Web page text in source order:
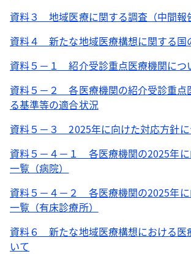
資料３ 地域医療に関する調査（中間報
資料４ 新たな地域医療構想に関する国
資料５－１ 紹介受診重点医療機関につ
資料５－２ 各医療機関の紹介受診重点
る基準等の適合状況
資料５－３ 2025年に向けた対応方針
資料５－４－１ 各医療機関の2025年
一覧（病院）
資料５－４－２ 各医療機関の2025年
一覧（有床診療所）
資料６ 新たな地域医療構想における医
いて